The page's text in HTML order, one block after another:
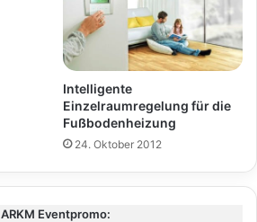
Intelligente
Einzelraumregelung für die
Fußbodenheizung
24. Oktober 2012
ARKM Eventpromo: